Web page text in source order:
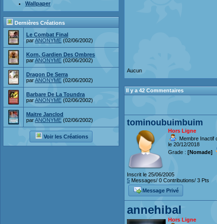
Wallpaper
Dernières Créations
Le Combat Final
parANONYME (02/06/2002)
Korn, Gardien Des Ombres
parANONYME (02/06/2002)
Dragon De Serra
parANONYME (02/06/2002)
Barbare De La Toundra
parANONYME (02/06/2002)
Maitre Janclod
parANONYME (02/06/2002)
Voir les Créations
Aucun
Il y a 42 Commentaires
tominoubuimbuim
Hors Ligne
Membre Inactif
le 20/12/2018
Grade : [Nomade]
Inscrit le 25/06/2005
5 Messages/ 0 Contributions/ 3 Pts
Message Privé
annehibal
Hors Ligne